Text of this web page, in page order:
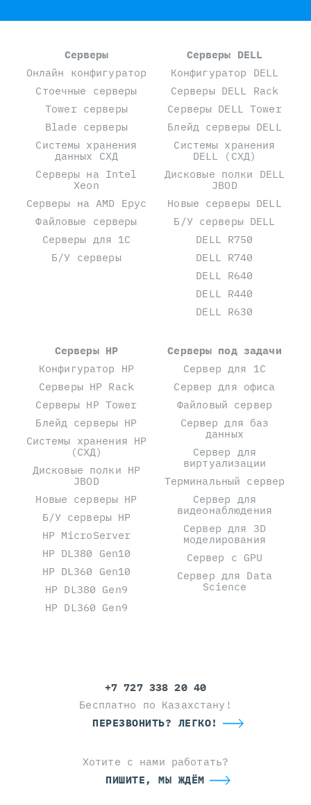
Серверы
Онлайн конфигуратор
Стоечные серверы
Tower серверы
Blade серверы
Системы хранения
данных СХД
Серверы на Intel
Xeon
Серверы на AMD Epyc
Файловые серверы
Серверы для 1С
Б/У серверы
Серверы DELL
Конфигуратор DELL
Серверы DELL Rack
Серверы DELL Tower
Блейд серверы DELL
Системы хранения
DELL (СХД)
Дисковые полки DELL
JBOD
Новые серверы DELL
Б/У серверы DELL
DELL R750
DELL R740
DELL R640
DELL R440
DELL R630
Серверы HP
Конфигуратор HP
Серверы HP Rack
Серверы HP Tower
Блейд серверы HP
Системы хранения HP
(СХД)
Дисковые полки HP
JBOD
Новые серверы HP
Б/У серверы HP
HP MicroServer
HP DL380 Gen10
HP DL360 Gen10
HP DL380 Gen9
HP DL360 Gen9
Серверы под задачи
Сервер для 1С
Сервер для офиса
Файловый сервер
Сервер для баз
данных
Сервер для
виртуализации
Терминальный сервер
Сервер для
видеонаблюдения
Сервер для 3D
моделирования
Сервер с GPU
Сервер для Data
Science
+7 727 338 20 40
Бесплатно по Казахстану!
ПЕРЕЗВОНИТЬ? ЛЕГКО!
Хотите с нами работать?
ПИШИТЕ, МЫ ЖДЁМ